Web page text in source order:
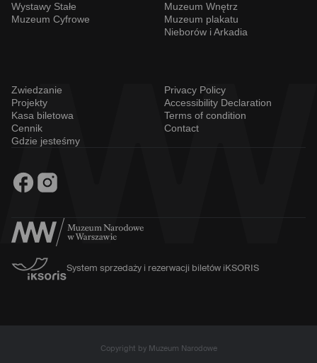
Wystawy Stałe
Muzeum Cyfrowe
Muzeum Wnętrz
Muzeum plakatu
Nieborów i Arkadia
Zwiedzanie
Projekty
Kasa biletowa
Cennik
Gdzie jesteśmy
Privacy Policy
Accessibility Declaration
Terms of condition
Contact
System sprzedaży i rezerwacji biletów iKSORIS
Copyright by Muzeum Narodowe